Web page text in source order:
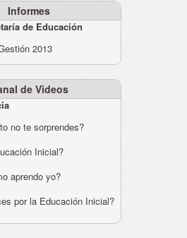
Informes
de Educación
2013
de Videos
no te sorprendes?
Inicial?
aprendo yo?
por la Educación Inicial?